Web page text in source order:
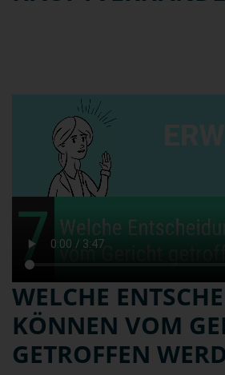
WELCHE
KÖNNEN VOM
GETROFFEN